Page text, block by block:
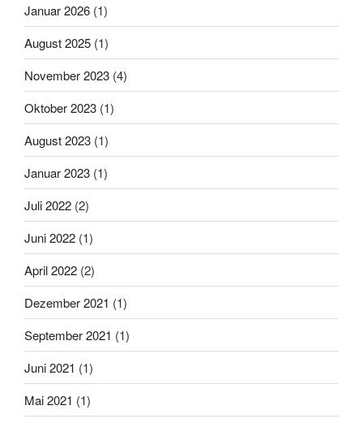
Januar 2026 (1)
August 2025 (1)
November 2023 (4)
Oktober 2023 (1)
August 2023 (1)
Januar 2023 (1)
Juli 2022 (2)
Juni 2022 (1)
April 2022 (2)
Dezember 2021 (1)
September 2021 (1)
Juni 2021 (1)
Mai 2021 (1)